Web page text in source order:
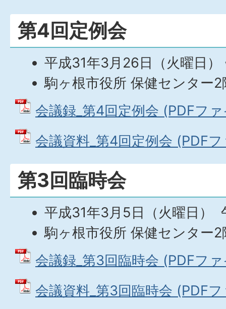
第4回定例会
平成31年3月26日（火曜日）
駒ヶ根市役所 保健センター
会議録_第4回定例会 (PDFフ
会議資料_第4回定例会 (PDF
第3回臨時会
平成31年3月5日（火曜日）
駒ヶ根市役所 保健センター
会議録_第3回臨時会 (PDFフ
会議資料_第3回臨時会 (PDF